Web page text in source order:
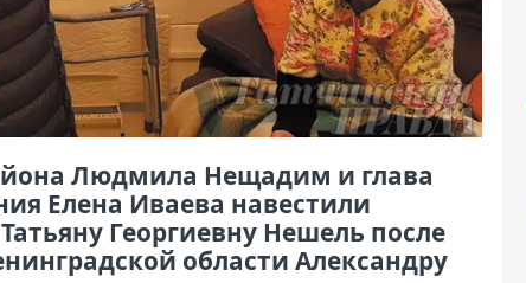
Людмила Нещадим и глава
Елена Иваева навестили
Георгиевну Нешель после
области Александру